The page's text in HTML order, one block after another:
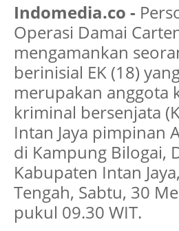
Indomedia.co -
Operasi Damai
mengamankan
berinisial EK (18)
merupakan anggota
kriminal bersenjata
Intan Jaya pimpinan
di Kampung Bilogai,
Kabupaten Intan
Tengah, Sabtu, 30
pukul 09.30 WIT.